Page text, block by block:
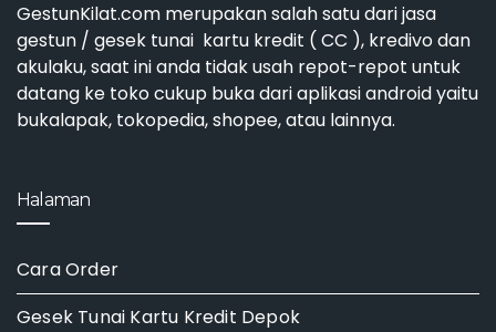
GestunKilat.com merupakan salah satu dari jasa
gestun / gesek tunai kartu kredit ( CC ), kredivo dan
akulaku, saat ini anda tidak usah repot-repot untuk
datang ke toko cukup buka dari aplikasi android yaitu
bukalapak, tokopedia, shopee, atau lainnya.
Halaman
Cara Order
Gesek Tunai Kartu Kredit Depok